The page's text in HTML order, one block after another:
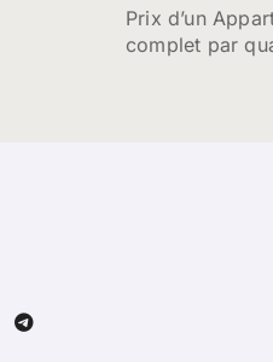
Prix d’un
complet par